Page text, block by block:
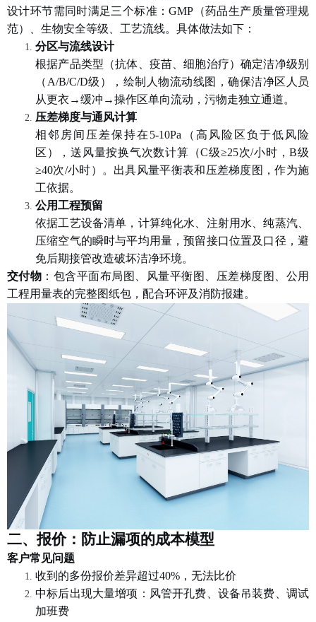
设计环节需同时满足三个标准：GMP（药品生产质量管理规
范）、生物安全等级、工艺流线。具体做法如下：
分区与流线设计
根据产品类型（抗体、疫苗、细胞治疗）确定洁净级别
（ A/B/C/D级），绘制人物流动线图，确保洁净区人员
从更衣→缓冲→操作区单向流动，污物走独立通道。
压差梯度与通风计算
相邻房间压差保持在 5-10Pa（高风险区负于低风险
区），送风量按换气次数计算（C级≥25次/小时，B级
≥40次/小时）。出具风量平衡表和压差梯度图，作为施
工依据。
公用工程预留
依据工艺设备清单，计算纯化水、注射用水、纯蒸汽、
压缩空气的瞬时与平均用量，预留接口位置及口径，避
免后期接管改造破坏洁净环境。
交付物 ：包含平面布局图、风量平衡图、压差梯度图、公用
工程用量表的完整图纸包，配合环评及消防报建。
二、报价：防止漏项的成本模型
客户常见问题
收到的多份报价差异超过40%，无法比价
中标后出现大量增项：风管开孔费、设备吊装费、调试
加班费